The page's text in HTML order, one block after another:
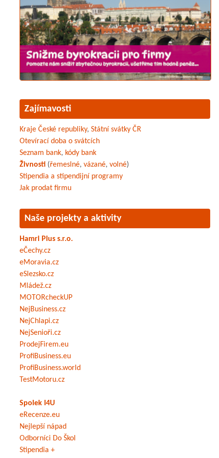
Zajímavosti
Kraje České republiky, Státní svátky ČR
Otevírací doba o svátcích
Seznam bank, kódy bank
Živnosti (řemeslné, vázané, volné)
Stipendia a stipendijní programy
Jak prodat firmu
Naše projekty a aktivity
Hamri Plus s.r.o.
eČechy.cz
eMoravia.cz
eSlezsko.cz
Mládež.cz
MOTORcheckUP
NejBusiness.cz
NejChlapi.cz
NejSenioři.cz
ProdejFirem.eu
ProfiBusiness.eu
ProfiBusiness.world
TestMotoru.cz
Spolek I4U
eRecenze.eu
Nejlepší nápad
Odborníci Do Škol
Stipendia +